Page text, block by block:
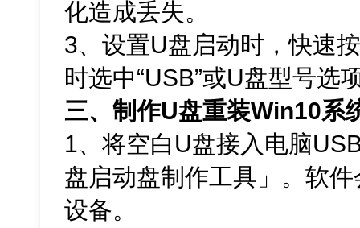
化造成丢失。
3、设置U盘启动时，快速
时选中“USB”或U盘型号选
三、制作U盘重装Win10系
1、将空白U盘接入电脑
盘启动盘制作工具」。软
设备。